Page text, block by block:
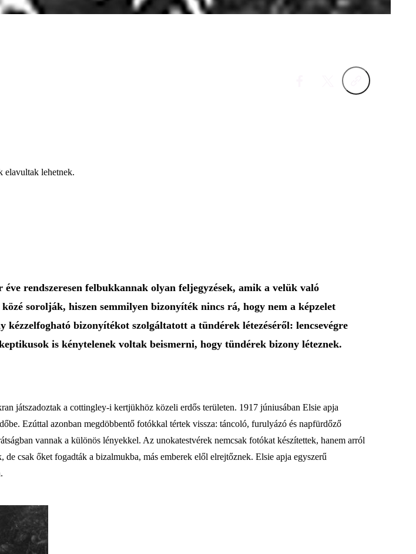
elavultak lehetnek.
rendszeresen felbukkannak olyan feljegyzések, amik a velük való
sorolják, hiszen semmilyen bizonyíték nincs rá, hogy nem a képzelet
bizonyítékot szolgáltatott a tündérek létezéséről: lencsevégre
is kénytelenek voltak beismerni, hogy tündérek bizony léteznek.
játszadoztak a cottingley-i kertjükhöz közeli erdős területen. 1917 júniusában Elsie apja
Ezúttal azonban megdöbbentő fotókkal tértek vissza: táncoló, furulyázó és napfürdőző
vannak a különös lényekkel. Az unokatestvérek nemcsak fotókat készítettek, hanem arról
csak őket fogadták a bizalmukba, más emberek elől elrejtőznek. Elsie apja egyszerű